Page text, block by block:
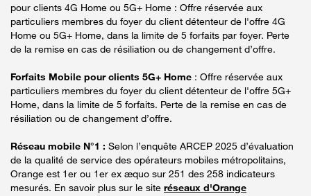
pour clients 4G Home ou 5G+ Home : Offre réservée aux
particuliers membres du foyer du client détenteur de l'offre 4G
Home ou 5G+ Home, dans la limite de 5 forfaits par foyer. Perte
de la remise en cas de résiliation ou de changement d’offre.
Forfaits Mobile pour clients 5G+ Home : Offre réservée aux
particuliers membres du foyer du client détenteur de l'offre 5G+
Home, dans la limite de 5 forfaits. Perte de la remise en cas de
résiliation ou de changement d’offre.
Réseau mobile N°1 : Selon l’enquête ARCEP 2025 d’évaluation
de la qualité de service des opérateurs mobiles métropolitains,
Orange est 1er ou 1er ex æquo sur 251 des 258 indicateurs
mesurés. En savoir plus sur le site réseaux d'Orange